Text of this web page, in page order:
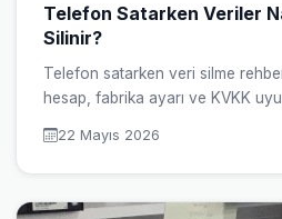
Telefon Satarken Veriler
Silinir?
Telefon satarken veri silme
hesap, fabrika ayarı ve KVKK
22 Mayıs 2026